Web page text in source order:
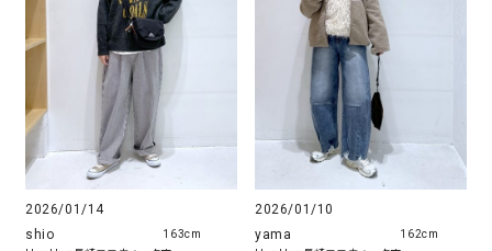
2026/01/14
shio
163cm
2026/01/10
yama
162cm